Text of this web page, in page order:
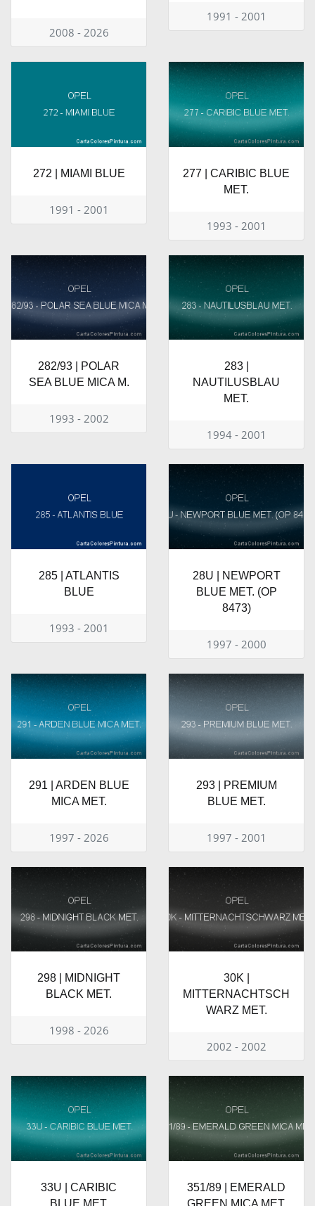
2008 - 2026
1991 - 2001
272 | MIAMI BLUE
1991 - 2001
277 | CARIBIC BLUE
MET.
1993 - 2001
282/93 | POLAR
SEA BLUE MICA M.
1993 - 2002
283 |
NAUTILUSBLAU
MET.
1994 - 2001
285 | ATLANTIS
BLUE
1993 - 2001
28U | NEWPORT
BLUE MET. (OP
8473)
1997 - 2000
291 | ARDEN BLUE
MICA MET.
1997 - 2026
293 | PREMIUM
BLUE MET.
1997 - 2001
298 | MIDNIGHT
BLACK MET.
1998 - 2026
30K |
MITTERNACHTSCH
WARZ MET.
2002 - 2002
33U | CARIBIC
BLUE MET.
351/89 | EMERALD
GREEN MICA MET.